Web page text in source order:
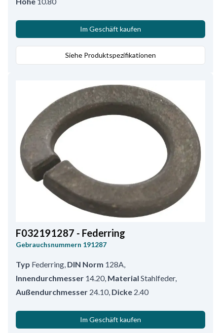
Im Geschäft kaufen
Siehe Produktspezifikationen
F032191287 - Federring
Gebrauchsnummern 191287
Typ Federring, DIN Norm 128A,
Innendurchmesser 14.20, Material Stahlfeder,
Außendurchmesser 24.10, Dicke 2.40
Im Geschäft kaufen